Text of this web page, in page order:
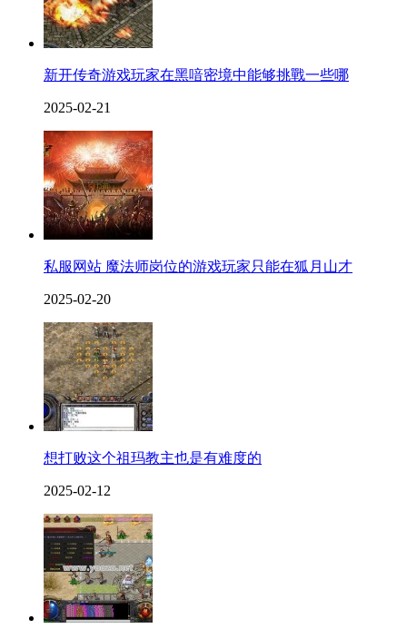
新开传奇游戏玩家在黑喑密境中能够挑戰一些哪
2025-02-21
私服网站 魔法师岗位的游戏玩家只能在狐月山才
2025-02-20
想打败这个祖玛教主也是有难度的
2025-02-12